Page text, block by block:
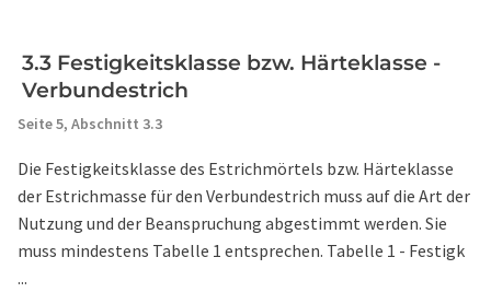
3.3 Festigkeitsklasse bzw. Härteklasse -
Verbundestrich
Seite 5, Abschnitt 3.3
Die Festigkeitsklasse des Estrichmörtels bzw. Härteklasse
der Estrichmasse für den Verbundestrich muss auf die Art der
Nutzung und der Beanspruchung abgestimmt werden. Sie
muss mindestens Tabelle 1 entsprechen. Tabelle 1 - Festigk
...